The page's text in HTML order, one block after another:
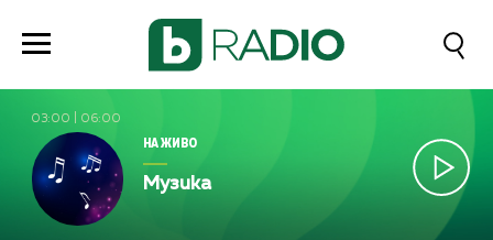
03:00 06:00
НА ЖИВО
Музика